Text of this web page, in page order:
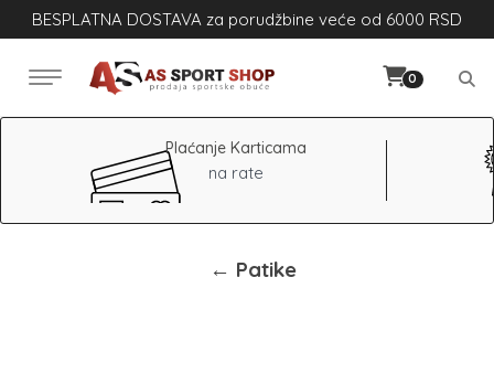
BESPLATNA DOSTAVA za porudžbine veće od 6000 RSD
0
Plaćanje Karticama
na rate
← Patike